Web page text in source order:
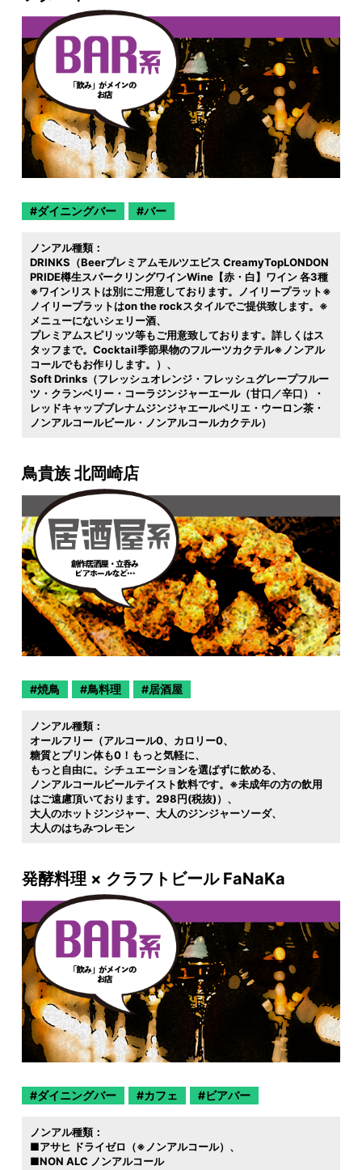
ダイニングバー バー
ノンアル種類：
DRINKS（Beerプレミアムモルツエビス CreamyTopLONDON
PRIDE樽生スパークリングワインWine【赤・白】ワイン 各3種
※ワインリストは別にご用意しております。ノイリープラット※
ノイリープラットはon the rockスタイルでご提供致します。※
メニューにないシェリー酒
プレミアムスピリッツ等もご用意致しております。詳しくはス
タッフまで。Cocktail季節果物のフルーツカクテル※ノンアル
コールでもお作りします。）
Soft Drinks（フレッシュオレンジ・フレッシュグレープフルー
ツ・クランベリー・コーラジンジャーエール（甘口／辛口）・
レッドキャップブレナムジンジャエールペリエ・ウーロン茶・
ノンアルコールビール・ノンアルコールカクテル）
鳥貴族 北岡崎店
焼鳥 鳥料理 居酒屋
ノンアル種類：
オールフリー（アルコール0
カロリー0
糖質とプリン体も0！もっと気軽に
もっと自由に。シチュエーションを選ばずに飲める
ノンアルコールビールテイスト飲料です。※未成年の方の飲用
はご遠慮頂いております。298円(税抜)）
大人のホットジンジャー
大人のジンジャーソーダ
大人のはちみつレモン
発酵料理 × クラフトビール FaNaKa
ダイニングバー カフェ ビアバー
ノンアル種類：
■アサヒ ドライゼロ（※ノンアルコール）
■NON ALC ノンアルコール